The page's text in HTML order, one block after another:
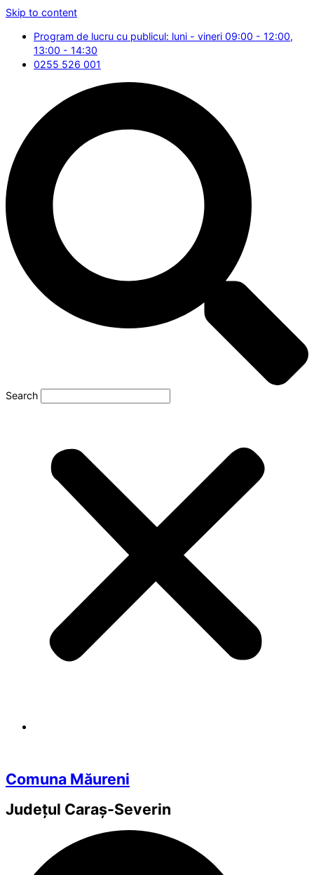
Skip to content
Program de lucru cu publicul: luni - vineri 09:00 - 12:00,
13:00 - 14:30
0255 526 001
Search
Comuna Măureni
Județul Caraș-Severin